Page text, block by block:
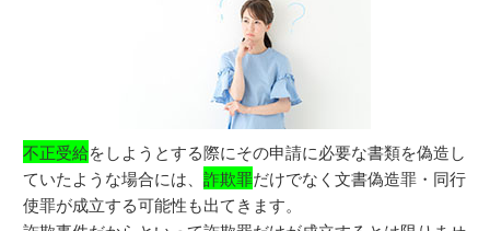
不正受給をしようとする際にその申請に必要な書類を偽造し
ていたような場合には、詐欺罪だけでなく文書偽造罪・同行
使罪が成立する可能性も出てきます。